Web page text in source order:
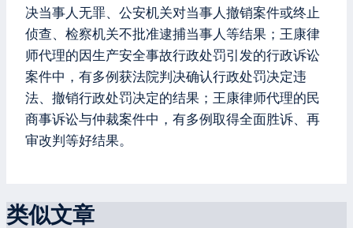
决当事人无罪、公安机关对当事人撤销案件或终止
侦查、检察机关不批准逮捕当事人等结果；王康律
师代理的因生产安全事故行政处罚引发的行政诉讼
案件中，有多例获法院判决确认行政处罚决定违
法、撤销行政处罚决定的结果；王康律师代理的民
商事诉讼与仲裁案件中，有多例取得全面胜诉、再
审改判等好结果。
类似文章